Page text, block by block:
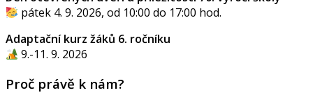
pátek 4. 9. 2026, od 10:00 do 17:00 hod.
Adaptační kurz žáků 6. ročníku
9.-11. 9. 2026
Proč právě k nám?